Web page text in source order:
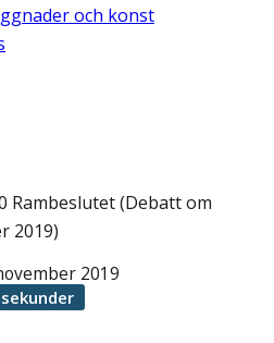
och konst
Rambeslutet (Debatt om
2019)
2019